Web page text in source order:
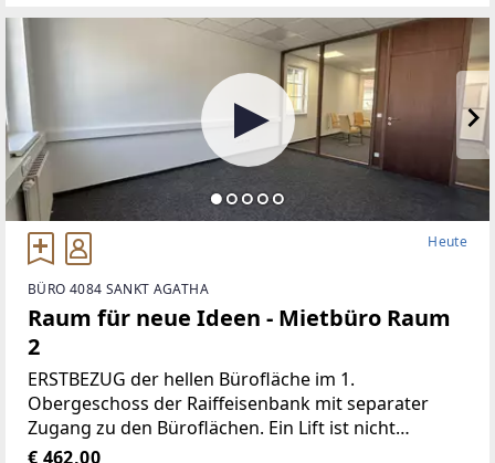
Heute
BÜRO 4084 SANKT AGATHA
Raum für neue Ideen - Mietbüro Raum
2
ERSTBEZUG der hellen Bürofläche im 1.
Obergeschoss der Raiffeisenbank mit separater
Zugang zu den Büroflächen. Ein Lift ist nicht
vorhanden!Jedes Büro ist mit einem Schließsystem
€ 462,00